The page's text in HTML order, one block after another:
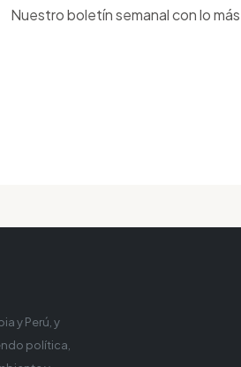
Nuestro boletín semanal con lo
y Perú, y
política,